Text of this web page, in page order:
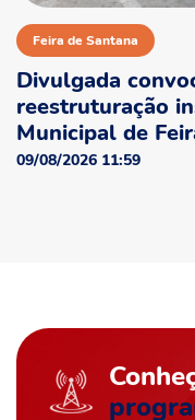
Feira de Santana
Divulgada
reestruturação
Municipal de
09/08/2026 11:59